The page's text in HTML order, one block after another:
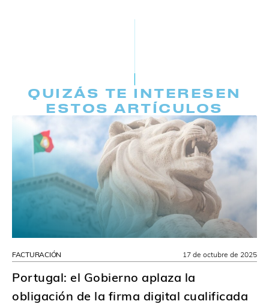
QUIZÁS TE INTERESEN
ESTOS ARTÍCULOS
FACTURACIÓN
Portugal: el Gobierno aplaza la
obligación de la firma digital cualificada
17 de octubre de 2025